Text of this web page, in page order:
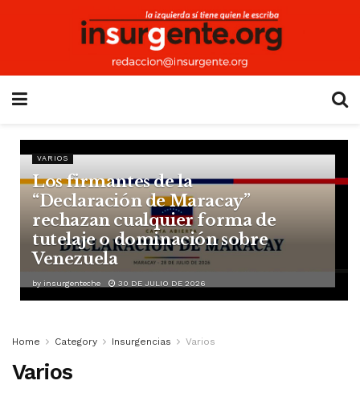
VARIOS
Los firmantes de la
“Declaración de Maracay”
rechazan cualquier forma de
tutelaje o dominación sobre
Venezuela
by insurgenteche 30 DE JULIO DE 2026
Home Category Insurgencias Varios
Varios